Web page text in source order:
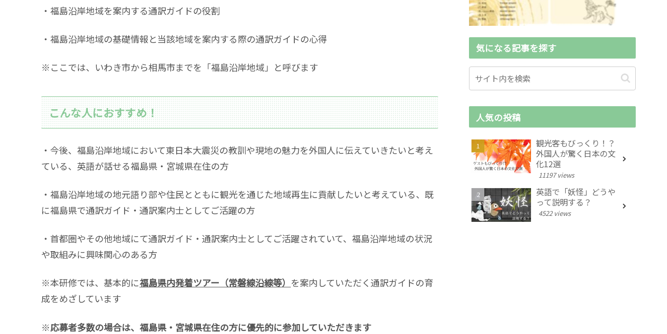
・福島沿岸地域を案内する通訳ガイドの役割
・福島沿岸地域の基礎情報と当該地域を案内する際の通訳ガイドの心得
※ここでは、いわき市から相馬市までを「福島沿岸地域」と呼びます
こんな人におすすめ！
・今後、福島沿岸地域において東日本大震災の教訓や現地の魅力を外国人に伝えていきたいと考え
ている、英語が話せる福島県・宮城県在住の方
・福島沿岸地域の地元語り部や住民とともに観光を通じた地域再生に貢献したいと考えている、既
に福島県で通訳ガイド・通訳案内士としてご活躍の方
・首都圏やその他地域にて通訳ガイド・通訳案内士としてご活躍されていて、福島沿岸地域の状況
や取組みに興味関心のある方
※本研修では、基本的に福島県内発着ツアー（常磐線沿線等） を案内していただく通訳ガイドの育
成をめざしています
※応募者多数の場合は、福島県・宮城県在住の方に優先的に参加していただきます
気になる記事を探す
人気の投稿
観光客もびっくり！？
外国人が驚く日本の文
化12選
11197 views
英語で「妖怪」どうや
って説明する？
4522 views